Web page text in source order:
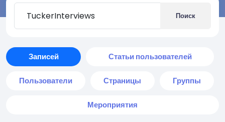
Поиск
Записей Статьи пользователей
Пользователи Страницы Группы
Мероприятия